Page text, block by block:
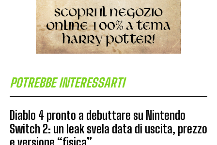
POTREBBE INTERESSARTI
Diablo 4 pronto a debuttare su Nintendo
Switch 2: un leak svela data di uscita, prezzo